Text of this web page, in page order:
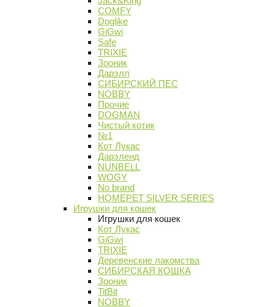
COMFY
Doglike
GiGwi
Safe
TRIXIE
Зооник
Дарэлл
СИБИРСКИЙ ПЕС
NOBBY
Прочие
DOGMAN
Чистый котик
№1
Кот Лукас
Дарэленд
NUNBELL
WOGY
No brand
HOMEPET SILVER SERIES
Игрушки для кошек
Игрушки для кошек
Кот Лукас
GiGwi
TRIXIE
Деревенские лакомства
СИБИРСКАЯ КОШКА
Зооник
TitBit
NOBBY